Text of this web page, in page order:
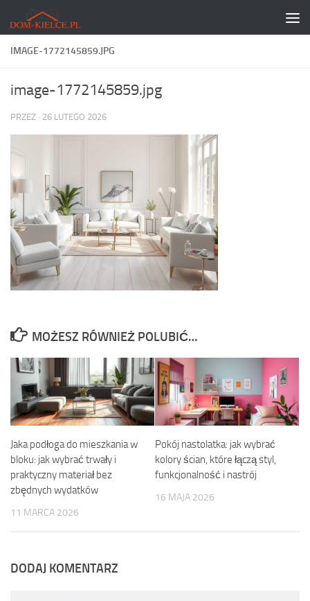
Skip to content
IMAGE-1772145859.JPG
image-1772145859.jpg
PRZEZ · 26 LUTEGO 2026
MOŻESZ RÓWNIEŻ POLUBIĆ…
Jaka podłoga do mieszkania w
bloku: jak wybrać trwały i
praktyczny materiał bez
zbędnych wydatków
11 MARCA 2026
Pokój nastolatka: jak wybrać
kolory ścian, które łączą styl,
funkcjonalność i nastrój
16 MAJA 2026
DODAJ KOMENTARZ